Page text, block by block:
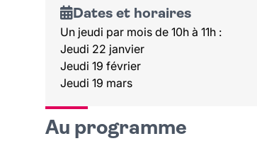
Dates et horaires
Un jeudi par mois de 10h à 11h :
Jeudi 22 janvier
Jeudi 19 février
Jeudi 19 mars
Au programme